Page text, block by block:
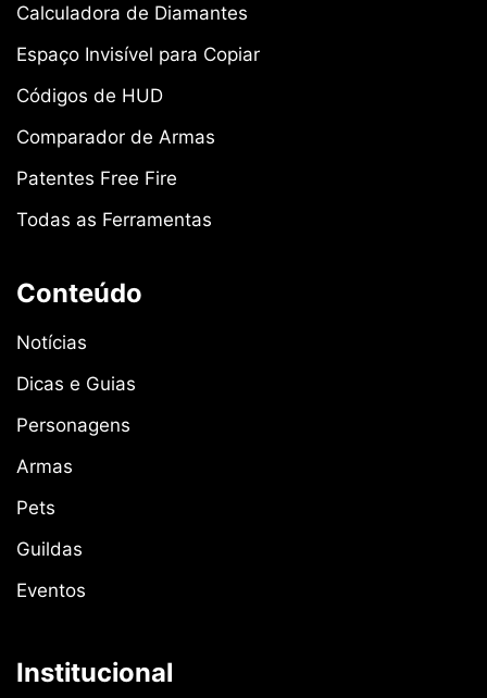
Calculadora de Diamantes
Espaço Invisível para Copiar
Códigos de HUD
Comparador de Armas
Patentes Free Fire
Todas as Ferramentas
Conteúdo
Notícias
Dicas e Guias
Personagens
Armas
Pets
Guildas
Eventos
Institucional